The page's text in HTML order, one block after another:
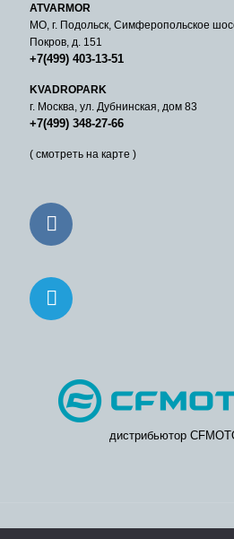
ATVARMOR
МО, г. Подольск, Симферопольское
Покров, д. 151
+7(499) 403-13-51
KVADROPARK
г. Москва, ул. Дубнинская, дом 83
+7(499) 348-27-66
( смотреть на карте )
дистрибьютор